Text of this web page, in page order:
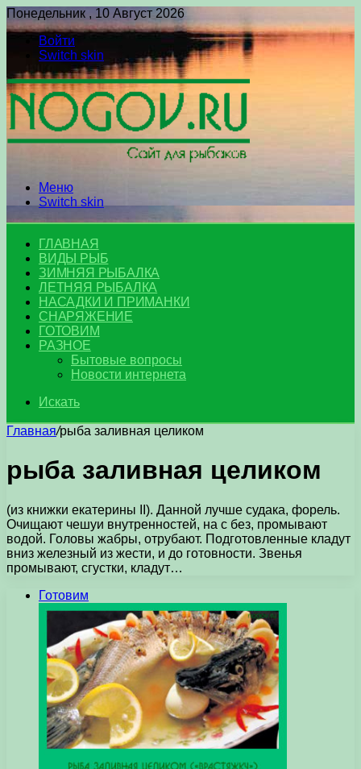
Понедельник , 10 Август 2026
Войти
Switch skin
Меню
Switch skin
ГЛАВНАЯ
ВИДЫ РЫБ
ЗИМНЯЯ РЫБАЛКА
ЛЕТНЯЯ РЫБАЛКА
НАСАДКИ И ПРИМАНКИ
СНАРЯЖЕНИЕ
ГОТОВИМ
РАЗНОЕ
Бытовые вопросы
Новости интернета
Искать
Главная/рыба заливная целиком
рыба заливная целиком
(из книжки екатерины II). Данной лучше судака, форель.
Очищают чешуи внутренностей, на с без, промывают
водой. Головы жабры, отрубают. Подготовленные кладут
вниз железный из жести, и до готовности. Звенья
промывают, сгустки, кладут…
Готовим